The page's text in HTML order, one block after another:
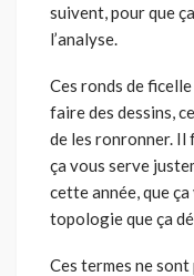
suivent, pour que
l’analyse.
Ces ronds de
faire des dessins,
de les ronronner. Il
ça vous serve
cette année, que
topologie que ça
Ces termes ne sont